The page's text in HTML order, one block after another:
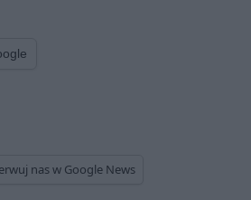
nas w Google News